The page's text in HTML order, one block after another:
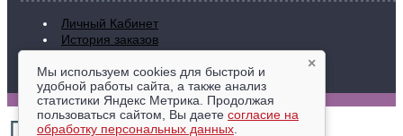
Личный Кабинет
История заказов
Закладки (0)
Рассылка новостей
www.ecotextile-shop.ru © 2016-2026
×
Мы используем cookies для быстрой и
удобной работы сайта, а также анализ
статистики Яндекс Метрика. Продолжая
пользоваться сайтом, Вы даете согласие на
обработку персональных данных